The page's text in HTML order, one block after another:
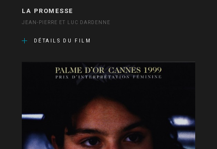
LA PROMESSE
JEAN-PIERRE ET LUC DARDENNE
DÉTAILS DU FILM